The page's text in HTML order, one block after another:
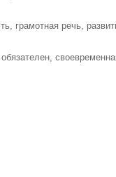
грамотная речь,